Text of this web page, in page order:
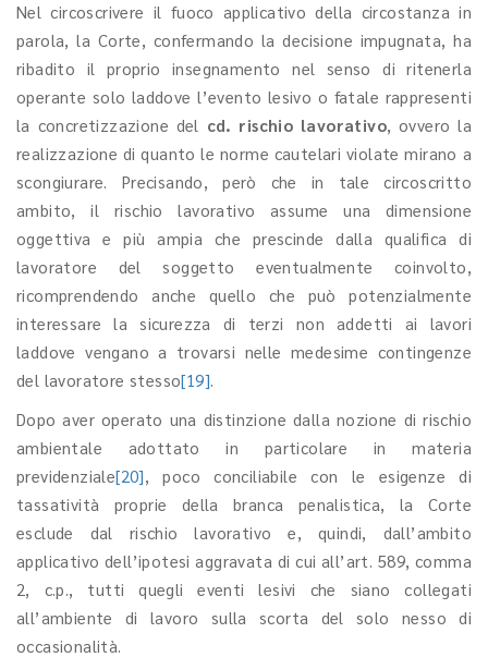
Nel circoscrivere il fuoco applicativo della circostanza in
parola, la Corte, confermando la decisione impugnata, ha
ribadito il proprio insegnamento nel senso di ritenerla
operante solo laddove l’evento lesivo o fatale rappresenti
la concretizzazione del cd. rischio lavorativo, ovvero la
realizzazione di quanto le norme cautelari violate mirano a
scongiurare. Precisando, però che in tale circoscritto
ambito, il rischio lavorativo assume una dimensione
oggettiva e più ampia che prescinde dalla qualifica di
lavoratore del soggetto eventualmente coinvolto,
ricomprendendo anche quello che può potenzialmente
interessare la sicurezza di terzi non addetti ai lavori
laddove vengano a trovarsi nelle medesime contingenze
del lavoratore stesso[19].
Dopo aver operato una distinzione dalla nozione di rischio
ambientale adottato in particolare in materia
previdenziale[20], poco conciliabile con le esigenze di
tassatività proprie della branca penalistica, la Corte
esclude dal rischio lavorativo e, quindi, dall’ambito
applicativo dell’ipotesi aggravata di cui all’art. 589, comma
2, c.p., tutti quegli eventi lesivi che siano collegati
all’ambiente di lavoro sulla scorta del solo nesso di
occasionalità.